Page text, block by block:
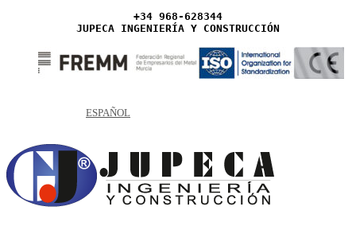
+34 968-628344
JUPECA INGENIERÍA Y CONSTRUCCIÓN
ESPAÑOL